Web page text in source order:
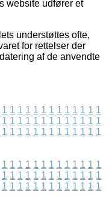
website udfører et
understøttes ofte,
for rettelser der
af de anvendte
1 1 1 1 1 1 1 1 1 1 1 1 1
1 1 1 1 1 1 1 1 1 1 1 1 1
1 1 1 1 1 1 1 1 1 1 1 1 1
1 1 1 1 1 1 1 1 1 1 1 1 1
1 1 1 1 1 1 1 1 1 1 1 1 1
1 1 1 1 1 1 1 1 1 1 1 1 1